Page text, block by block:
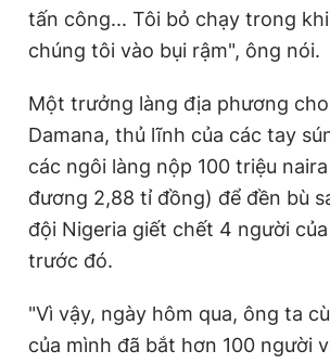
tấn công... Tôi bỏ chạy trong
chúng tôi vào bụi rậm", ông nói.
Một trưởng làng địa phương
Damana, thủ lĩnh của các tay
các ngôi làng nộp 100 triệu
đương 2,88 tỉ đồng) để đền bù
đội Nigeria giết chết 4 người
trước đó.
"Vì vậy, ngày hôm qua, ông ta
của mình đã bắt hơn 100 người